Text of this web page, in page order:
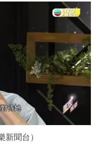
新聞台）